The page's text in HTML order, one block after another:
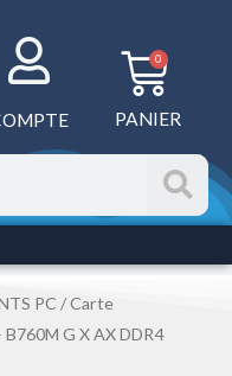
0
PANIER
PC /Carte
G X AX DDR4